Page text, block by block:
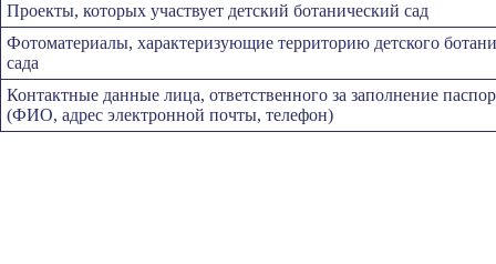
Проекты, которых участвует детский ботанический сад
Фотоматериалы, характеризующие территорию детского
сада
Контактные данные лица, ответственного за заполнение
(ФИО, адрес электронной почты, телефон)